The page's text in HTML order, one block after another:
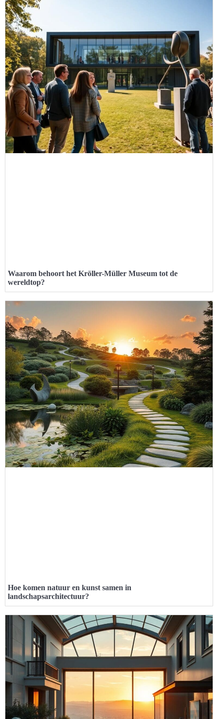
Waarom behoort het Kröller-Müller Museum tot de
wereldtop?
Hoe komen natuur en kunst samen in
landschapsarchitectuur?